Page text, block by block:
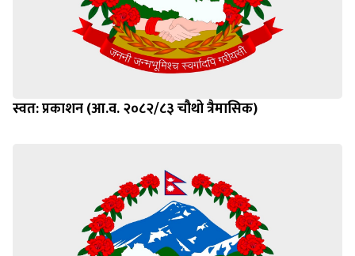
स्वत: प्रकाशन (आ.व. २०८२/८३ चौथो त्रैमासिक)